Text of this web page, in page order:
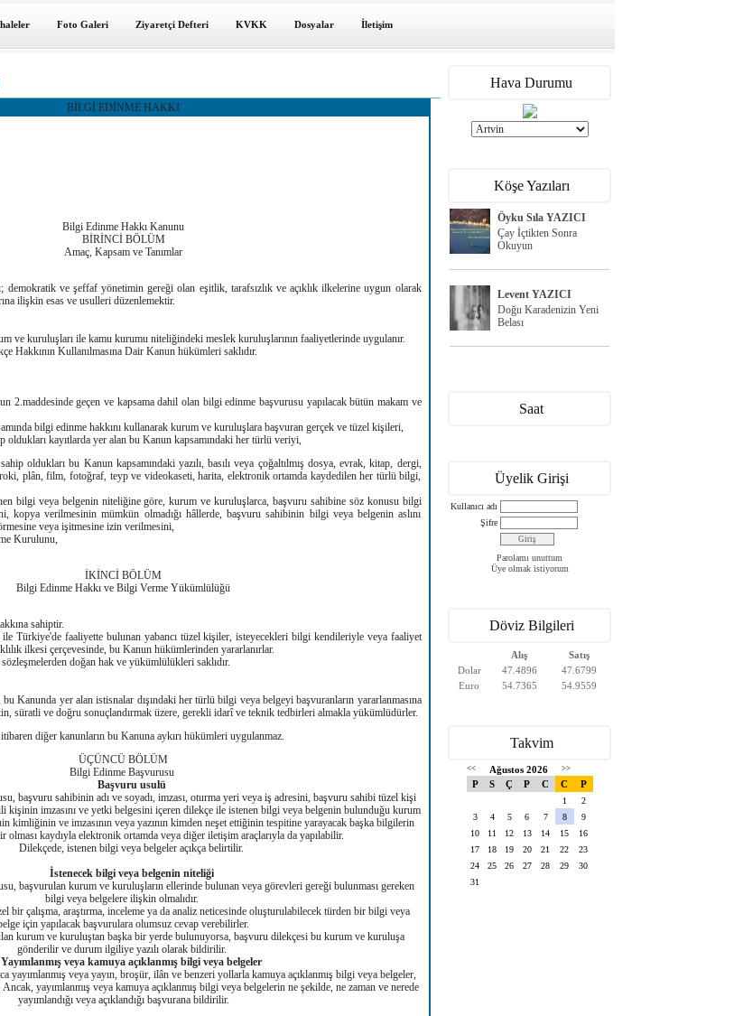
Foto Galeri Ziyaretçi Defteri KVKK Dosyalar İletişim
BİLGİ EDİNME HAKKI
Bilgi Edinme Hakkı Kanunu
BİRİNCİ BÖLÜM
Amaç, Kapsam ve Tanımlar
demokratik ve şeffaf yönetimin gereği olan eşitlik, tarafsızlık ve açıklık ilkelerine uygun olarak
ilişkin esas ve usulleri düzenlemektir.
ve kuruluşları ile kamu kurumu niteliğindeki meslek kuruluşlarının faaliyetlerinde uygulanır.
Kullanılmasına Dair Kanun hükümleri saklıdır.
2.maddesinde geçen ve kapsama dahil olan bilgi edinme başvurusu yapılacak bütün makam ve
bilgi edinme hakkını kullanarak kurum ve kuruluşlara başvuran gerçek ve tüzel kişileri,
oldukları kayıtlarda yer alan bu Kanun kapsamındaki her türlü veriyi,
oldukları bu Kanun kapsamındaki yazılı, basılı veya çoğaltılmış dosya, evrak, kitap, dergi,
plân, film, fotoğraf, teyp ve videokaseti, harita, elektronik ortamda kaydedilen her türlü bilgi,
bilgi veya belgenin niteliğine göre, kurum ve kuruluşlarca, başvuru sahibine söz konusu bilgi
kopya verilmesinin mümkün olmadığı hâllerde, başvuru sahibinin bilgi veya belgenin aslını
veya işitmesine izin verilmesini,
Kurulunu,
İKİNCİ BÖLÜM
Bilgi Edinme Hakkı ve Bilgi Verme Yükümlülüğü
sahiptir.
faaliyette bulunan yabancı tüzel kişiler, isteyecekleri bilgi kendileriyle veya faaliyet
ilkesi çerçevesinde, bu Kanun hükümlerinden yararlanırlar.
doğan hak ve yükümlülükleri saklıdır.
Kanunda yer alan istisnalar dışındaki her türlü bilgi veya belgeyi başvuranların yararlanmasına
süratli ve doğru sonuçlandırmak üzere, gerekli idarî ve teknik tedbirleri almakla yükümlüdürler.
diğer kanunların bu Kanuna aykırı hükümleri uygulanmaz.
ÜÇÜNCÜ BÖLÜM
Bilgi Edinme Başvurusu
Başvuru usulü
başvuru sahibinin adı ve soyadı, imzası, oturma yeri veya iş adresini, başvuru sahibi tüzel kişi
kişinin imzasını ve yetki belgesini içeren dilekçe ile istenen bilgi veya belgenin bulunduğu kurum
kimliğinin ve imzasının veya yazının kimden neşet ettiğinin tespitine yarayacak başka bilgilerin
olması kaydıyla elektronik ortamda veya diğer iletişim araçlarıyla da yapılabilir.
Dilekçede, istenen bilgi veya belgeler açıkça belirtilir.
İstenecek bilgi veya belgenin niteliği
başvurulan kurum ve kuruluşların ellerinde bulunan veya görevleri gereği bulunması gereken
bilgi veya belgelere ilişkin olmalıdır.
çalışma, araştırma, inceleme ya da analiz neticesinde oluşturulabilecek türden bir bilgi veya
için yapılacak başvurulara olumsuz cevap verebilirler.
kurum ve kuruluştan başka bir yerde bulunuyorsa, başvuru dilekçesi bu kurum ve kuruluşa
gönderilir ve durum ilgiliye yazılı olarak bildirilir.
Yayımlanmış veya kamuya açıklanmış bilgi veya belgeler
yayımlanmış veya yayın, broşür, ilân ve benzeri yollarla kamuya açıklanmış bilgi veya belgeler,
yayımlanmış veya kamuya açıklanmış bilgi veya belgelerin ne şekilde, ne zaman ve nerede
yayımlandığı veya açıklandığı başvurana bildirilir.
Hava Durumu
Köşe Yazıları
Öyku Sıla YAZICI
Çay İçtikten Sonra
Okuyun
Levent YAZICI
Doğu Karadenizin Yeni
Belası
Saat
Üyelik Girişi
Kullanıcı adı
Şifre
Parolamı unuttum
Üye olmak istiyorum
Döviz Bilgileri
Alış
Satış
Dolar
47.4896
47.6799
Euro
54.7365 54.9559
Takvim
<< Ağustos 2026 >>
P S Ç P C C P
1
2
3
4 5 6 7 8
9
10
11 12 13 14 15
16
17
18 19 20 21 22
23
24
25 26 27 28 29
30
31